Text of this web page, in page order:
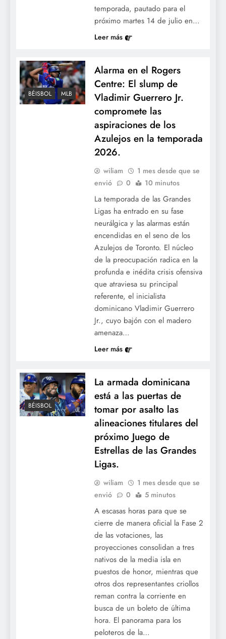
temporada, pautado para el
próximo martes 14 de julio en…
Leer más
BÉISBOL MLB
Alarma en el Rogers
Centre: El slump de
Vladimir Guerrero Jr.
compromete las
aspiraciones de los
Azulejos en la temporada
2026.
wiliam
1 mes desde que se
envió
0 10 minutos
La temporada de las Grandes
Ligas ha entrado en su fase
neurálgica y las alarmas están
encendidas en el seno de los
Azulejos de Toronto. El núcleo
de la preocupación radica en la
profunda e inédita crisis ofensiva
que atraviesa su principal
referente, el inicialista
dominicano Vladimir Guerrero
Jr., cuyo bajón con el madero
amenaza…
Leer más
BÉISBOL
La armada dominicana
está a las puertas de
tomar por asalto las
alineaciones titulares del
próximo Juego de
Estrellas de las Grandes
Ligas.
wiliam
1 mes desde que se
envió
0 5 minutos
A escasas horas para que se
cierre de manera oficial la Fase 2
de las votaciones, las
proyecciones consolidan a tres
nativos de la media isla en
puestos de honor, mientras que
otros dos representantes criollos
reman contra la corriente en
busca de un boleto de última
hora. El panorama para los
peloteros de la…